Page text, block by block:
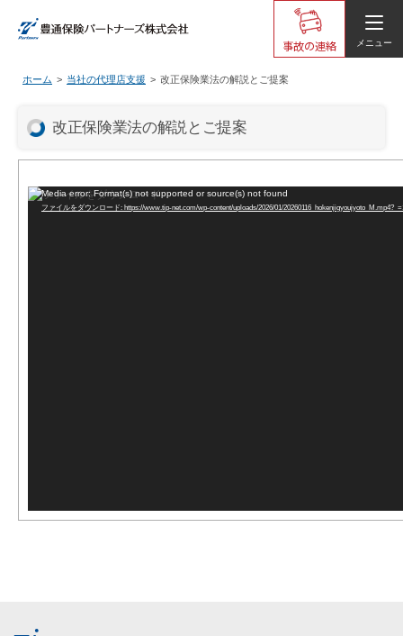
事故の連絡 メニュー
ホーム 当社の代理店支援 改正保険業法の解説とご提案
改正保険業法の解説とご提案
画
Media error: Format(s) not supported or source(s) not found
ファイルをダウンロード: https://www.tip-net.com/wp-content/uploads/2026/01/